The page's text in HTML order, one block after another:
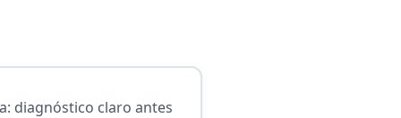
diagnóstico claro antes